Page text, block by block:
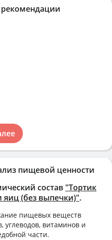
пищевой ценности
состав "Тортик
яиц (без выпечки)".
пищевых веществ
углеводов, витаминов и
части.